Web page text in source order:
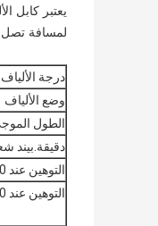
لمسافة تصل إلى 10 كم عند 1310 نانومتر ، أو ما يصل إلى 40
درجة الألياف
وضع الألياف
الطول
دقيقة.بيند
التوهين عند 1310 نانومتر
التوهين عند 1550 نانومتر